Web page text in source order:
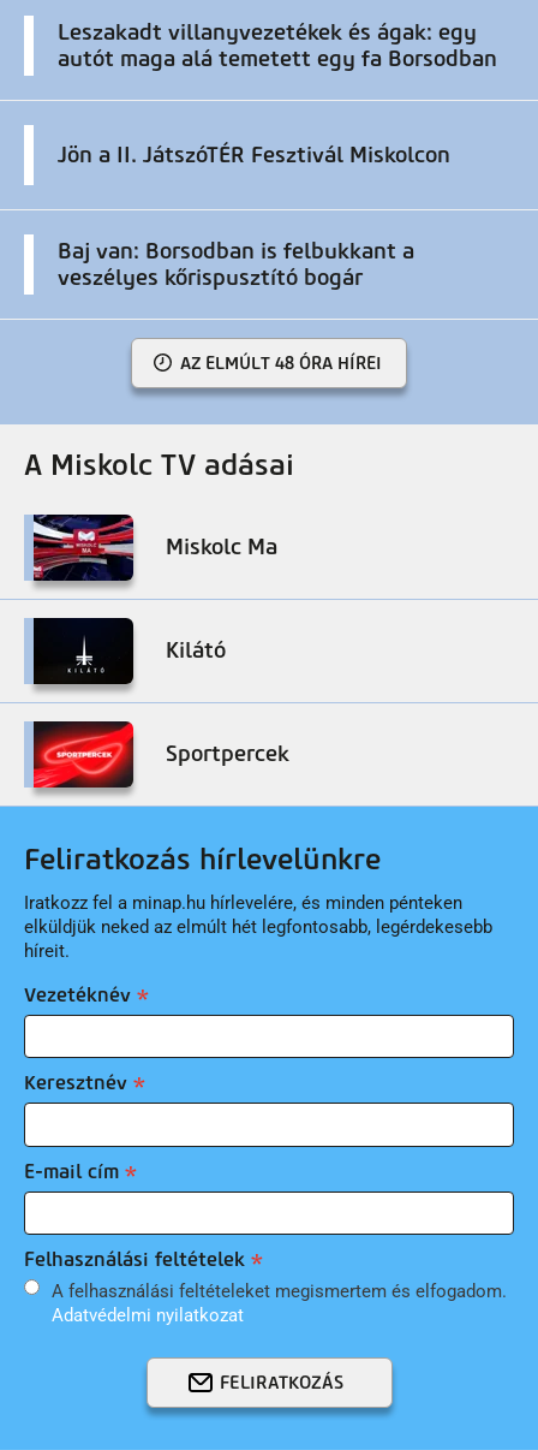
Leszakadt villanyvezetékek és ágak: egy
autót maga alá temetett egy fa Borsodban
Jön a II. JátszóTÉR Fesztivál Miskolcon
Baj van: Borsodban is felbukkant a
veszélyes kőrispusztító bogár
AZ ELMÚLT 48 ÓRA HÍREI
A Miskolc TV adásai
Miskolc Ma
Kilátó
Sportpercek
Feliratkozás hírlevelünkre
Iratkozz fel a minap.hu hírlevelére, és minden pénteken
elküldjük neked az elmúlt hét legfontosabb, legérdekesebb
híreit.
Vezetéknév
Keresztnév
E-mail cím
Felhasználási feltételek
A felhasználási feltételeket megismertem és elfogadom.
Adatvédelmi nyilatkozat
FELIRATKOZÁS